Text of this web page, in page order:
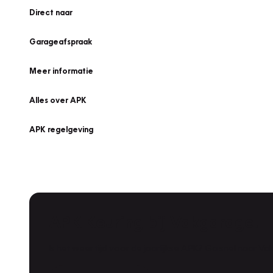
Direct naar
Garageafspraak
Meer informatie
Alles over APK
APK regelgeving